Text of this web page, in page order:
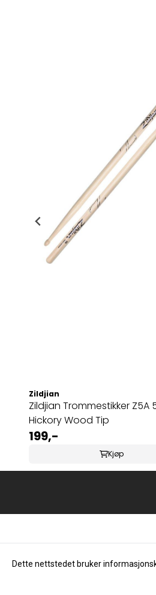
Zildjian
Zildjian Trommestikker Z5A
Hickory Wood Tip
199,-
Kjøp
Dette nettstedet bruker